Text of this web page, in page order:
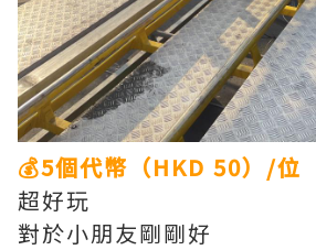
💰5個代幣（HKD 50）/位
超好玩
對於小朋友剛剛好